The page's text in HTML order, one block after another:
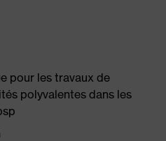
pour les travaux de
polyvalentes dans les